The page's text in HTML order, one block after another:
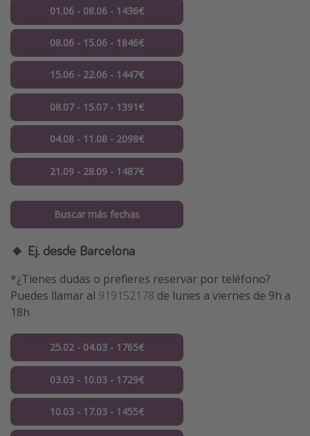
01.06 - 08.06 - 1436€
08.06 - 15.06 - 1846€
15.06 - 22.06 - 1447€
08.07 - 15.07 - 1391€
04.08 - 11.08 - 2098€
21.09 - 28.09 - 1487€
Buscar más fechas
🔸 Ej. desde Barcelona
*¿Tienes dudas o prefieres reservar por teléfono?
Puedes llamar al 919152178 de lunes a viernes de 9h a
18h
25.02 - 04.03 - 1765€
03.03 - 10.03 - 1729€
10.03 - 17.03 - 1455€